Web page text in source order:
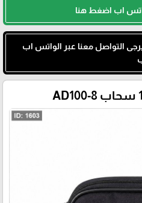
اب اضغط هنا
التواصل معنا عبر الواتس اب